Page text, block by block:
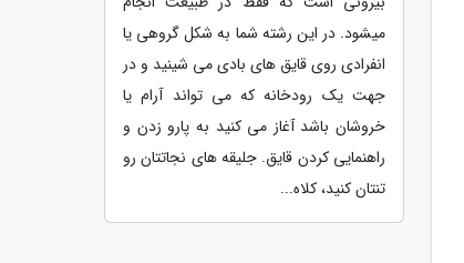
میشود. در این رشته شما به شکل گروهی یا
انفرادی روی قایق های بادی می شینید و در
جهت یک رودخانه که می تواند آرام یا
خروشان باشد آغاز می کنید به پارو زدن و
راهنمایی کردن قایق. جلیقه های نجاتتان رو
تنتان کنید، کلاه...